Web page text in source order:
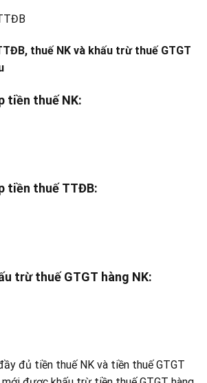
thuế NK và khấu trừ thuế GTGT
tiền thuế NK:
tiền thuế TTĐB:
trừ thuế GTGT hàng NK:
đủ tiền thuế NK và tiền thuế GTGT